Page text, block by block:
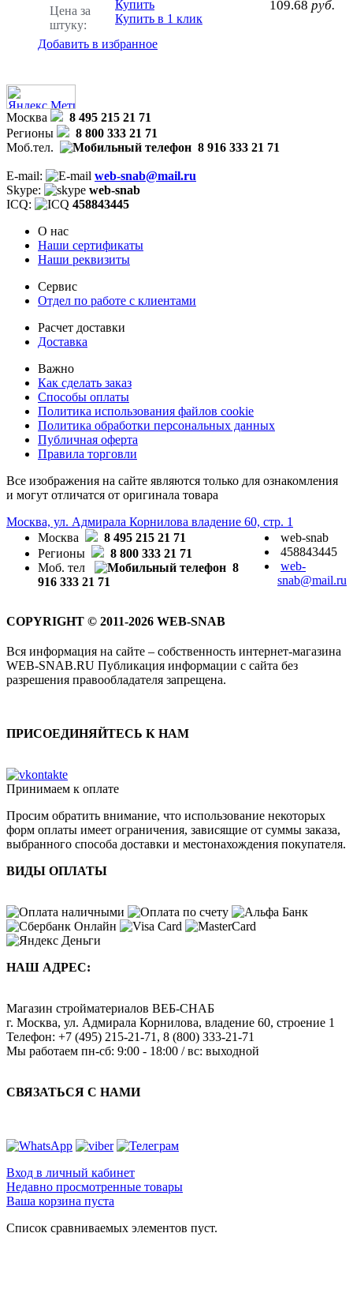
Цена за
штуку:
109.68 руб.
Купить
Купить в 1 клик
Добавить в избранное
Москва
8 495 215 21 71
Регионы
8 800 333 21 71
Моб.тел.
8 916 333 21 71
E-mail:
web-snab@mail.ru
Skype:
web-snab
ICQ:
458843445
О нас
Наши сертификаты
Наши реквизиты
Сервис
Отдел по работе с клиентами
Расчет доставки
Доставка
Важно
Как сделать заказ
Способы оплаты
Политика использования файлов cookie
Политика обработки персональных данных
Публичная оферта
Правила торговли
Все изображения на сайте являются только для ознакомления
и могут отличатся от оригинала товара
Москва, ул. Адмирала Корнилова владение 60, стр. 1
Москва
8 495 215 21 71
Регионы
8 800 333 21 71
Моб. тел
8
916 333 21 71
web-snab
458843445
web-
snab@mail.ru
COPYRIGHT © 2011-2026 WEB-SNAB
Вся информация на сайте – собственность интернет-магазина
WEB-SNAB.RU Публикация информации с сайта без
разрешения правообладателя запрещена.
ПРИСОЕДИНЯЙТЕСЬ К НАМ
Принимаем к оплате
Просим обратить внимание, что использование некоторых
форм оплаты имеет ограничения, зависящие от суммы заказа,
выбранного способа доставки и местонахождения покупателя.
ВИДЫ ОПЛАТЫ
НАШ АДРЕС:
Магазин стройматериалов ВЕБ-СНАБ
г. Москва, ул. Адмирала Корнилова, владение 60, строение 1
Телефон: +7 (495) 215-21-71 , 8 (800) 333-21-71
Мы работаем пн-сб: 9:00 - 18:00 / вс: выходной
СВЯЗАТЬСЯ С НАМИ
Вход в личный кабинет
Недавно просмотренные товары
Ваша корзина пуста
Список сравниваемых элементов пуст.